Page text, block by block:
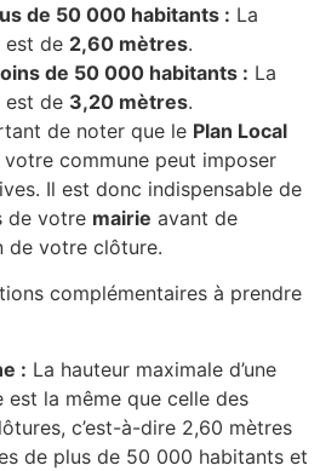
de 50 000 habitants : La
est de 2,60 mètres.
de 50 000 habitants : La
est de 3,20 mètres.
de noter que le Plan Local
votre commune peut imposer
Il est donc indispensable de
de votre mairie avant de
de votre clôture.
complémentaires à prendre
: La hauteur maximale d’une
la même que celle des
c’est-à-dire 2,60 mètres
de plus de 50 000 habitants et